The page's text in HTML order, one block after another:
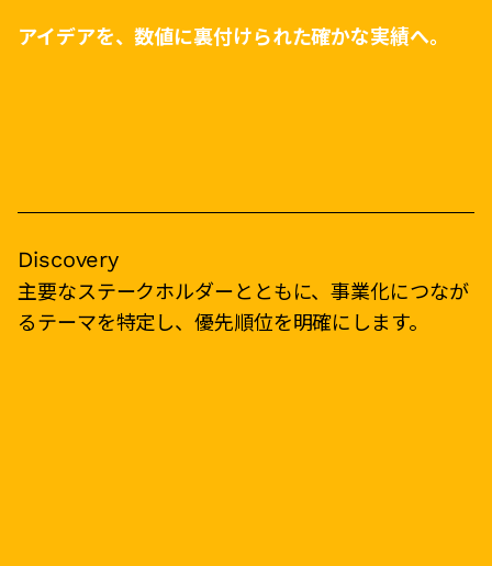
アイデアを、数値に裏付けられた確かな実績へ。
Discovery
主要なステークホルダーとともに、事業化につなが
るテーマを特定し、優先順位を明確にします。